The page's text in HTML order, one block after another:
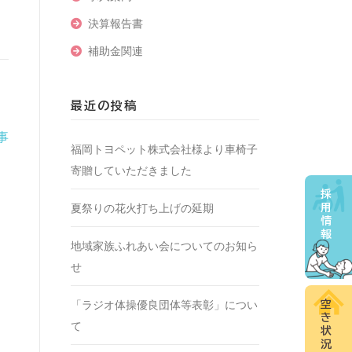
決算報告書
補助金関連
最近の投稿
福岡トヨペット株式会社様より車椅子
寄贈していただきました
夏祭りの花火打ち上げの延期
地域家族ふれあい会についてのお知ら
せ
「ラジオ体操優良団体等表彰」につい
て
採
用
情
報
空
き
状
況